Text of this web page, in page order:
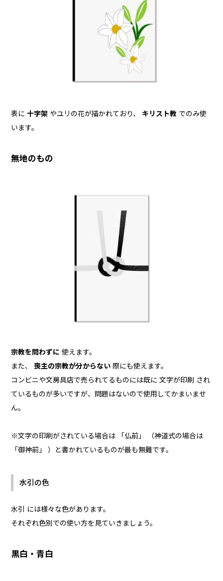
表に十字架 やユリの花が描かれており、 キリスト教 でのみ使
います。
無地のもの
宗教を問わずに 使えます。
また、喪主の宗教が分からない 際にも使えます。
コンビニや文房具店で売られてるものには既に 文字が印刷 され
ているものが多いですが、問題はないので使用してかまいませ
ん。
※文字の印刷がされている場合は 「仏前」 （神道式の場合は
「御神前」 ）と書かれているものが最も無難です。
水引の色
水引 には様々な色があります。
それぞれ色別での使い方を見ていきましょう。
黒白・青白